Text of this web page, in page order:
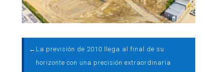
← La previsión de 2010 llega al final de su
horizonte con una precisión extraordinaria